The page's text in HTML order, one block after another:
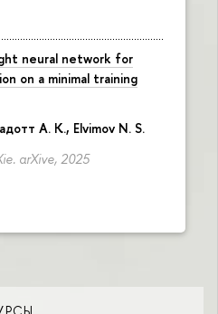
neural network for
on a minimal training
А. К., Elvimov N. S.
arXive, 2025